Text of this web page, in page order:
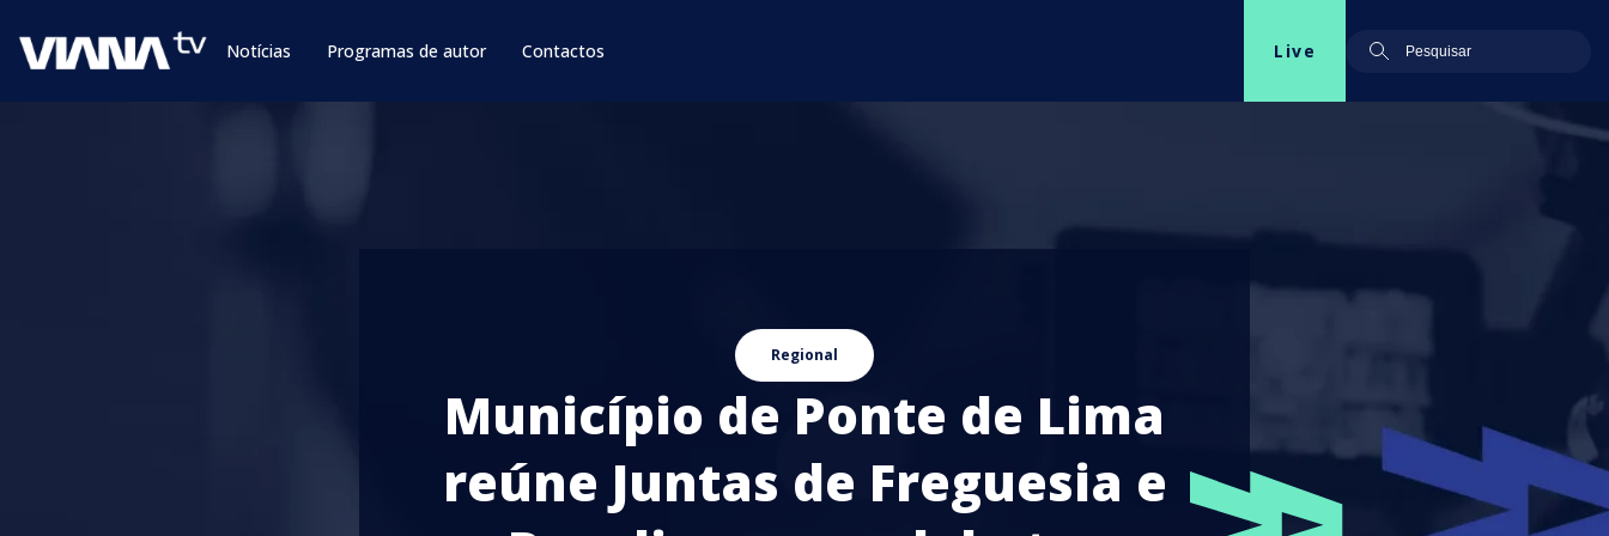
Notícias Programas de autor Contactos Live
Regional
Município de Ponte de Lima
reúne Juntas de Freguesia e